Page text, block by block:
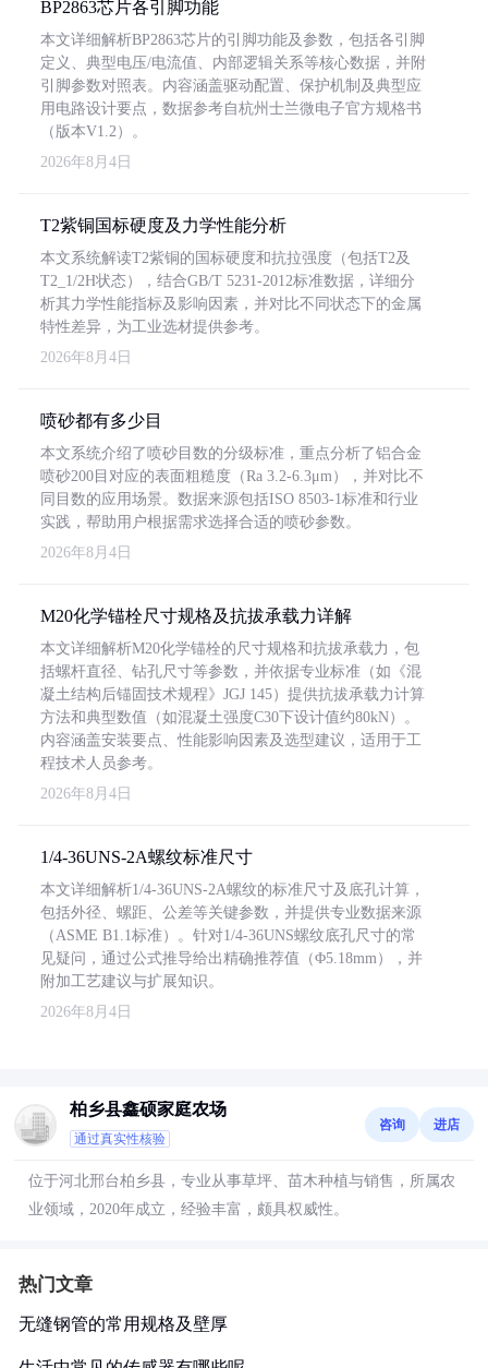
BP2863芯片各引脚功能
本文详细解析BP2863芯片的引脚功能及参数，包括各引脚
定义、典型电压/电流值、内部逻辑关系等核心数据，并附
引脚参数对照表。内容涵盖驱动配置、保护机制及典型应
用电路设计要点，数据参考自杭州士兰微电子官方规格书
（版本V1.2）。
2026年8月4日
T2紫铜国标硬度及力学性能分析
本文系统解读T2紫铜的国标硬度和抗拉强度（包括T2及
T2_1/2H状态），结合GB/T 5231-2012标准数据，详细分
析其力学性能指标及影响因素，并对比不同状态下的金属
特性差异，为工业选材提供参考。
2026年8月4日
喷砂都有多少目
本文系统介绍了喷砂目数的分级标准，重点分析了铝合金
喷砂200目对应的表面粗糙度（Ra 3.2-6.3μm），并对比不
同目数的应用场景。数据来源包括ISO 8503-1标准和行业
实践，帮助用户根据需求选择合适的喷砂参数。
2026年8月4日
M20化学锚栓尺寸规格及抗拔承载力详解
本文详细解析M20化学锚栓的尺寸规格和抗拔承载力，包
括螺杆直径、钻孔尺寸等参数，并依据专业标准（如《混
凝土结构后锚固技术规程》JGJ 145）提供抗拔承载力计算
方法和典型数值（如混凝土强度C30下设计值约80kN）。
内容涵盖安装要点、性能影响因素及选型建议，适用于工
程技术人员参考。
2026年8月4日
1/4-36UNS-2A螺纹标准尺寸
本文详细解析1/4-36UNS-2A螺纹的标准尺寸及底孔计算，
包括外径、螺距、公差等关键参数，并提供专业数据来源
（ASME B1.1标准）。针对1/4-36UNS螺纹底孔尺寸的常
见疑问，通过公式推导给出精确推荐值（Φ5.18mm），并
附加工艺建议与扩展知识。
2026年8月4日
柏乡县鑫硕家庭农场
通过真实性核验
咨询 进店
位于河北邢台柏乡县，专业从事草坪、苗木种植与销售，所属农
业领域，2020年成立，经验丰富，颇具权威性。
热门文章
无缝钢管的常用规格及壁厚